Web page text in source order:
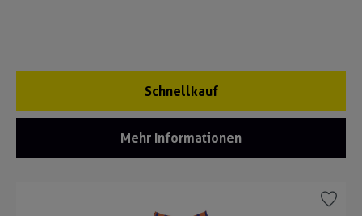
Schnellkauf
Mehr Informationen